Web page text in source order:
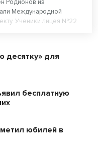
Родионов из
Международной
Ученики лицея №22
десятку» для
бесплатную
юбилей в